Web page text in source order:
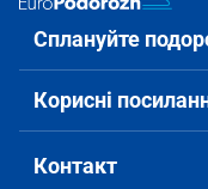
Сплануйте
Корисні
Контакт